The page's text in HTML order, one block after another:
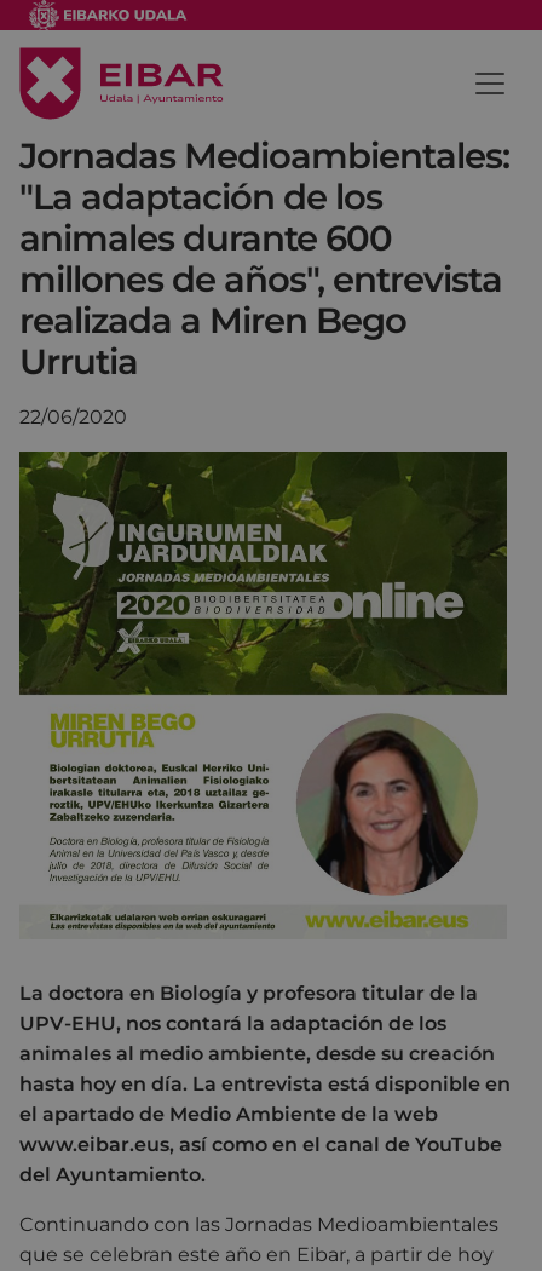
Jornadas Medioambientales:
"La adaptación de los
animales durante 600
millones de años", entrevista
realizada a Miren Bego
Urrutia
22/06/2020
La doctora en Biología y profesora titular de la
UPV-EHU, nos contará la adaptación de los
animales al medio ambiente, desde su creación
hasta hoy en día. La entrevista está disponible en
el apartado de Medio Ambiente de la web
www.eibar.eus, así como en el canal de YouTube
del Ayuntamiento.
Continuando con las Jornadas Medioambientales
que se celebran este año en Eibar, a partir de hoy